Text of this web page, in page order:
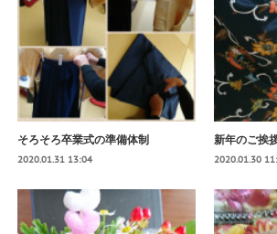
そろそろ卒業式の準備体制
2020.01.31 13:04
新年のご挨
2020.01.30